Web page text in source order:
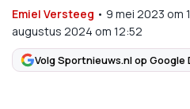
Emiel Versteeg • 9 mei 2023 om
augustus 2024 om 12:52
Volg Sportnieuws.nl op Google